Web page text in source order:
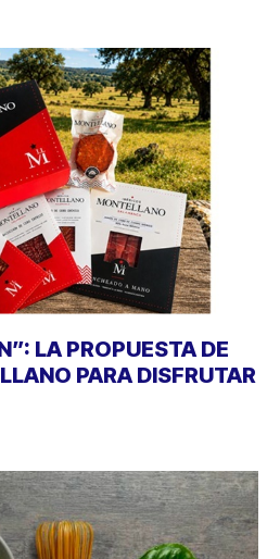
LA PROPUESTA DE
PARA DISFRUTAR